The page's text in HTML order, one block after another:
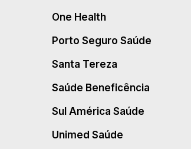
One Health
Porto Seguro Saúde
Santa Tereza
Saúde Beneficência
Sul América Saúde
Unimed Saúde